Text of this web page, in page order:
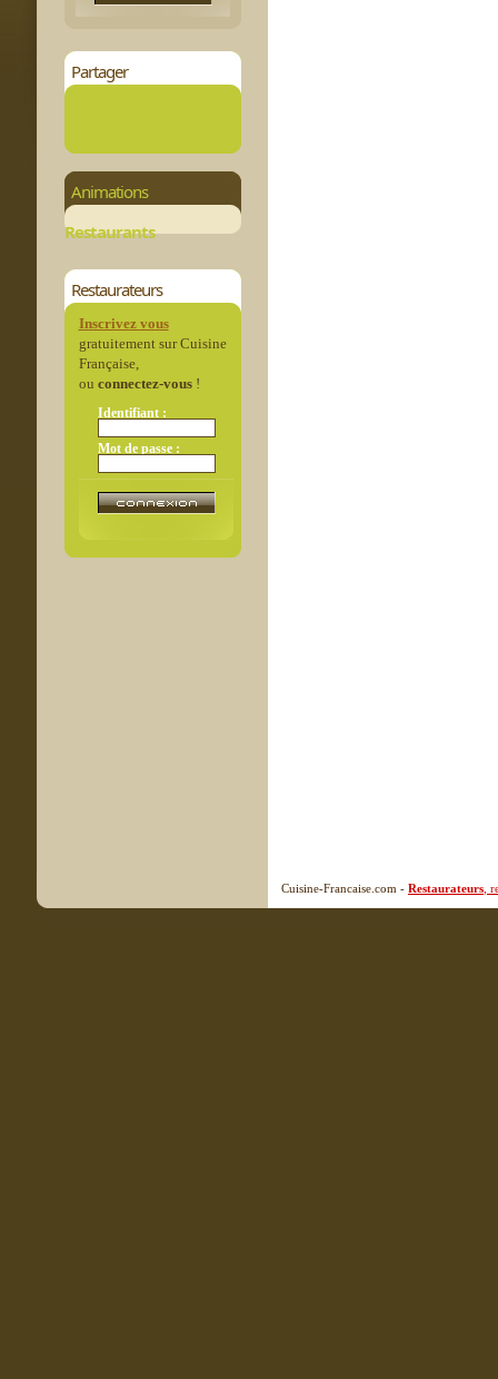
Partager
Animations
Restaurants
Restaurateurs
Inscrivez vous
gratuitement sur Cuisine
Française,
ou connectez-vous!
Identifiant :
Mot de passe :
Cuisine-Francaise.com - Restaurateurs ,